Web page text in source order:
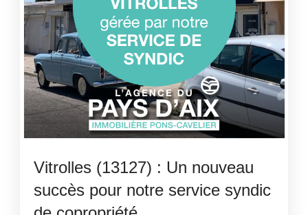
Vitrolles (13127) : Un nouveau
succès pour notre service syndic